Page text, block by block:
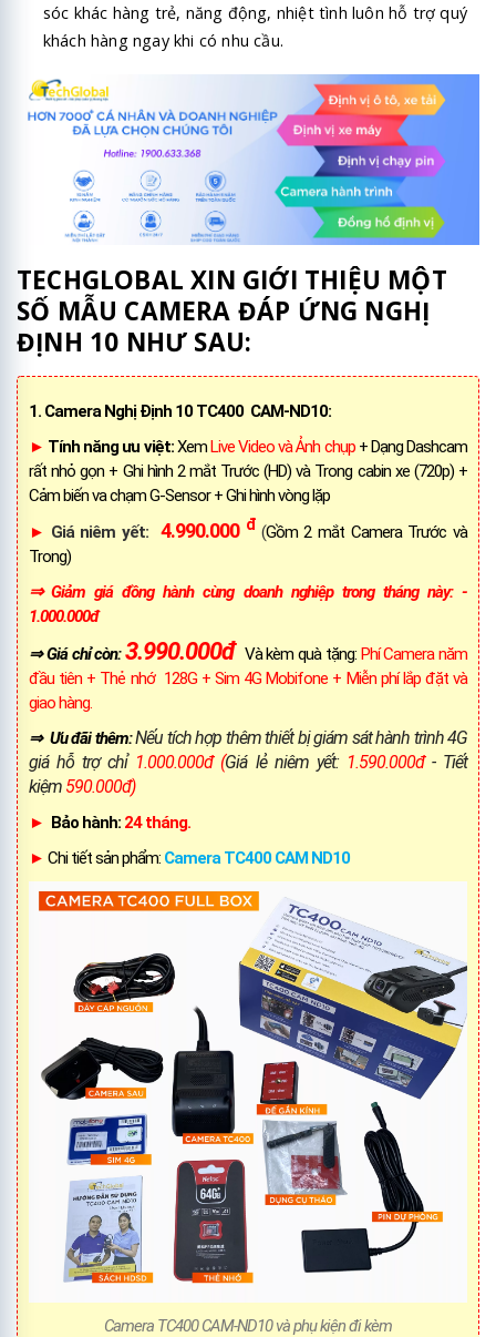
sóc khác hàng trẻ, năng động, nhiệt tình luôn hỗ trợ quý
khách hàng ngay khi có nhu cầu.
TECHGLOBAL XIN GIỚI THIỆU MỘT
SỐ MẪU CAMERA ĐÁP ỨNG NGHỊ
ĐỊNH 10 NHƯ SAU:
1. Camera Nghị Định 10 TC400 CAM-ND10:
► Tính năng ưu việt:Xem Live Video và Ảnh chụp+ Dạng Dashcam
rất nhỏ gọn + Ghi hình 2 mắt Trước (HD) và Trong cabin xe (720p) +
Cảm biến va chạm G-Sensor + Ghi hình vòng lặp
► Giá niêm yết: 4.990.000 đ (Gồm 2 mắt Camera Trước và
Trong)
⇒Giảm giá đồng hành cùng doanh nghiệp trong tháng này: -
1.000.000đ
⇒ Giá chỉ còn: 3.990.000đ Và kèm quà tặng: Phí Camera năm
đầu tiên + Thẻ nhớ 128G + Sim 4G Mobifone + Miễn phí lắp đặt và
giao hàng.
⇒ Ưu đãi thêm:Nếu tích hợp thêm thiết bị giám sát hành trình 4G
giá hỗ trợ chỉ 1.000.000đ (Giá lẻ niêm yết: 1.590.000đ - Tiết
kiệm 590.000đ)
► Bảo hành: 24 tháng.
► Chi tiết sản phẩm: Camera TC400 CAM ND10
Camera TC400 CAM-ND10 và phụ kiện đi kèm